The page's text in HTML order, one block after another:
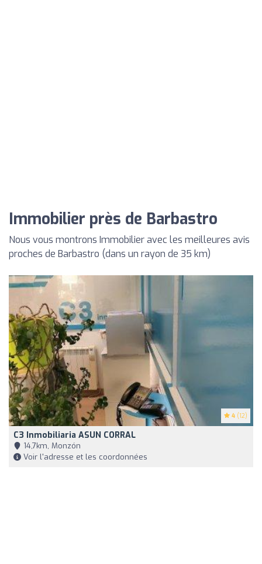
Immobilier près de Barbastro
Nous vous montrons Immobilier avec les meilleures avis
proches de Barbastro (dans un rayon de 35 km)
4 (12)
C3 Inmobiliaria ASUN CORRAL
14,7km, Monzón
Voir l'adresse et les coordonnées